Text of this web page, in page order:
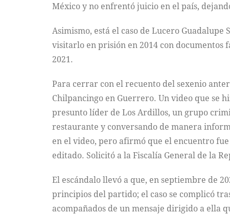
México y no enfrentó juicio en el país,
Asimismo, está el caso de Lucero Guadalupe
visitarlo en prisión en 2014 con documentos
2021.
Para cerrar con el recuento del sexenio
Chilpancingo en Guerrero. Un video que se
presunto líder de Los Ardillos, un grupo
restaurante y conversando de manera
en el video, pero afirmó que el encuentro
editado. Solicitó a la Fiscalía General de la
El escándalo llevó a que, en septiembre de
principios del partido; el caso se complicó
acompañados de un mensaje dirigido a ella